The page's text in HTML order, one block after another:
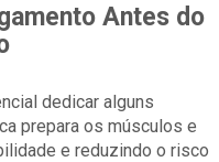
Antes do
dedicar alguns
prepara os músculos e
e reduzindo o risco